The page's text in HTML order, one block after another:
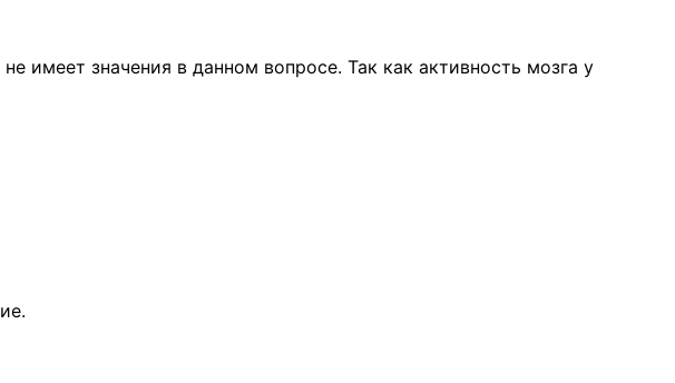
значения в данном вопросе. Так как активность мозга у